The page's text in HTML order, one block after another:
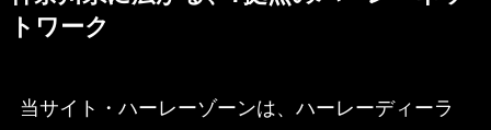
トワーク
当サイト・ハーレーゾーンは、ハーレーディーラ